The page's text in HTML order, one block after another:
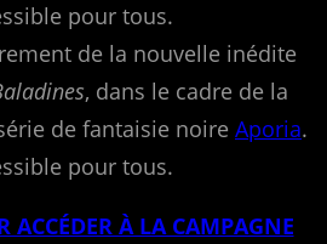
pour tous.
de la nouvelle inédite
, dans le cadre de la
de fantaisie noire Aporia.
pour tous.
ACCÉDER À LA CAMPAGNE